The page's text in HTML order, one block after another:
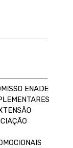
ENADE